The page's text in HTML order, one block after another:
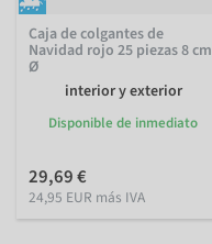
Caja de colgantes de
Navidad rojo 25 piezas 8 cm
Ø
interior y exterior
Disponible de inmediato
29,69 €
24,95 EUR más IVA